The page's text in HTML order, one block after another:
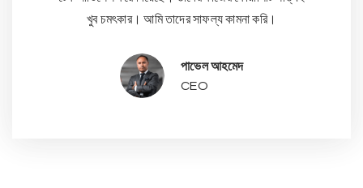
খুব চমৎকার। আমি তাদের সাফল্য কামনা করি।
পাভেল আহমেদ
CEO